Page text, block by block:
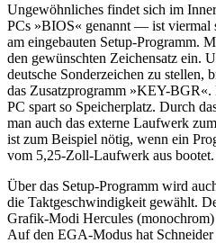
Ungewöhnliches findet sich im
PCs »BIOS« genannt — ist viermal
am eingebauten Setup-Programm.
den gewünschten Zeichensatz ein.
deutsche Sonderzeichen zu stellen,
das Zusatzprogramm »KEY-
PC spart so Speicherplatz. Durch
man auch das externe Laufwerk
ist zum Beispiel nötig, wenn ein
vom 5,25-Zoll-Laufwerk aus bootet.
Über das Setup-Programm wird
die Taktgeschwindigkeit gewählt.
Grafik-Modi Hercules
Auf den EGA-Modus hat